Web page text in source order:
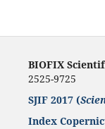
BIOFIX
2525-9725
SJIF 2017 (
Index